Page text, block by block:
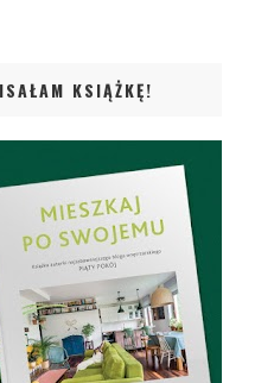
KSIĄŻKĘ!